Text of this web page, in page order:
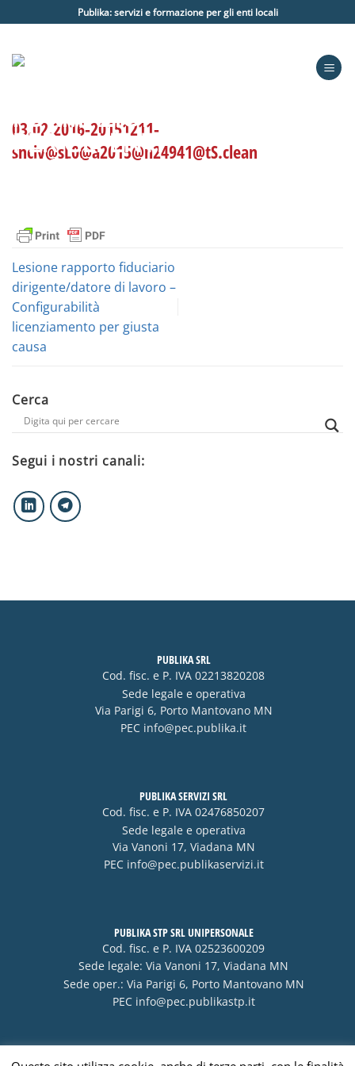
ai
Publika: servizi e formazione per gli enti locali
03.02.2016-20151211-
snciv@sL0@a2015@n24941@tS.clean
Lesione rapporto fiduciario
dirigente/datore di lavoro –
Configurabilità
licenziamento per giusta
causa
Cerca
Segui i nostri canali:
PUBLIKA SRL
Cod. fisc. e P. IVA 02213820208
Sede legale e operativa
Via Parigi 6, Porto Mantovano MN
PEC info@pec.publika.it
PUBLIKA SERVIZI SRL
Cod. fisc. e P. IVA 02476850207
Sede legale e operativa
Via Vanoni 17, Viadana MN
PEC info@pec.publikaservizi.it
PUBLIKA STP SRL UNIPERSONALE
Cod. fisc. e P. IVA 02523600209
Sede legale: Via Vanoni 17, Viadana MN
Sede oper.: Via Parigi 6, Porto Mantovano MN
PEC info@pec.publikastp.it